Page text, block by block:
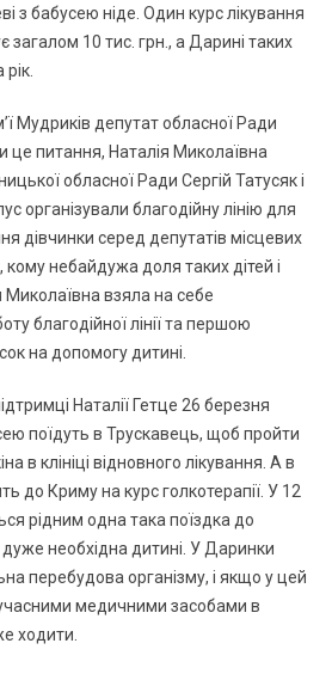
з бабусею ніде. Один курс лікування
загалом 10 тис. грн., а Дарині таких
Мудриків депутат обласної Ради
це питання, Наталія Миколаївна
обласної Ради Сергій Татусяк і
організували благодійну лінію для
дівчинки серед депутатів місцевих
кому небайдужа доля таких дітей і
Миколаївна взяла на себе
благодійної лінії та першою
на допомогу дитині.
Наталії Гетце 26 березня
поїдуть в Трускавець, щоб пройти
в клініці відновного лікування. А в
до Криму на курс голкотерапії. У 12
рідним одна така поїздка до
необхідна дитині. У Даринки
перебудова організму, і якщо у цей
медичними засобами в
ходити.